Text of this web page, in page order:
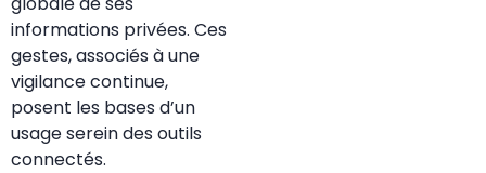
informations privées. Ces
gestes, associés à une
vigilance continue,
posent les bases d’un
usage serein des outils
connectés.